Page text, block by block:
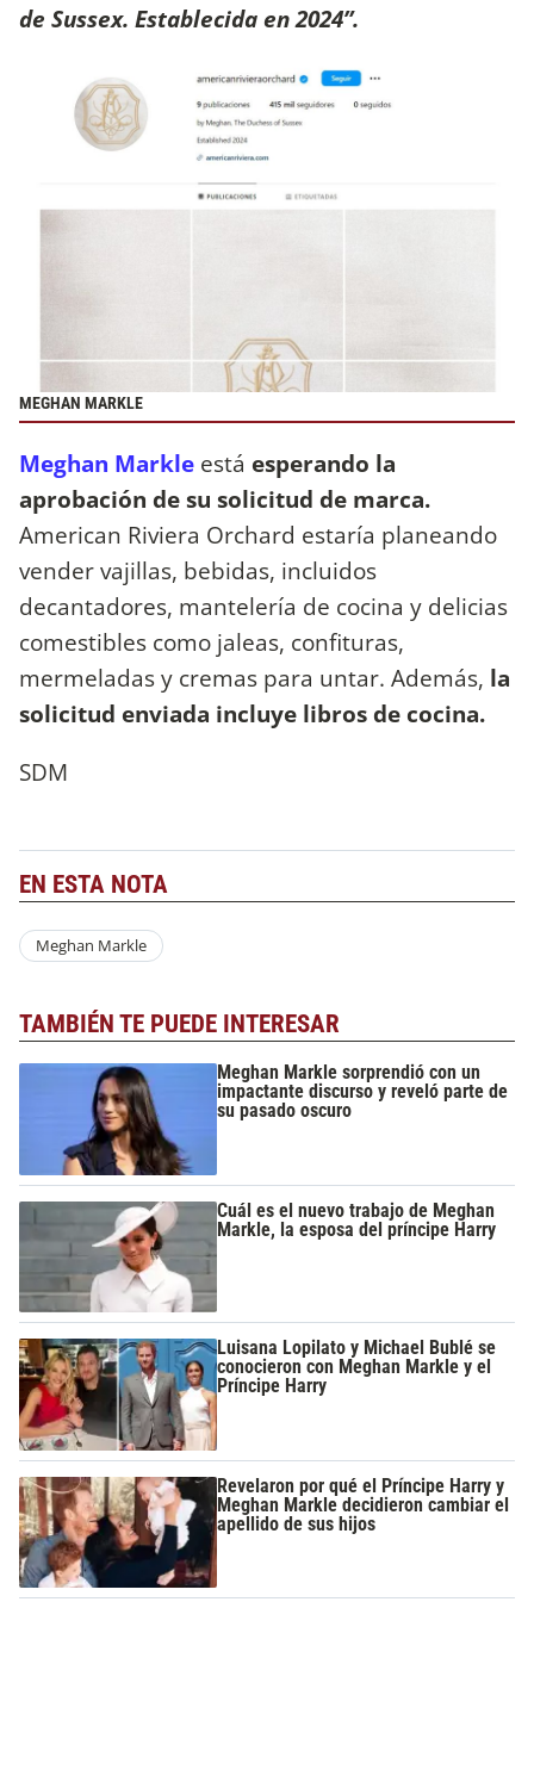
de Sussex. Establecida en 2024”.
MEGHAN MARKLE
Meghan Markle está esperando la
aprobación de su solicitud de marca.
American Riviera Orchard estaría planeando
vender vajillas, bebidas, incluidos
decantadores, mantelería de cocina y delicias
comestibles como jaleas, confituras,
mermeladas y cremas para untar. Además, la
solicitud enviada incluye libros de cocina.
SDM
EN ESTA NOTA
Meghan Markle
TAMBIÉN TE PUEDE INTERESAR
Meghan Markle sorprendió con un
impactante discurso y reveló parte de
su pasado oscuro
Cuál es el nuevo trabajo de Meghan
Markle, la esposa del príncipe Harry
Luisana Lopilato y Michael Bublé se
conocieron con Meghan Markle y el
Príncipe Harry
Revelaron por qué el Príncipe Harry y
Meghan Markle decidieron cambiar el
apellido de sus hijos